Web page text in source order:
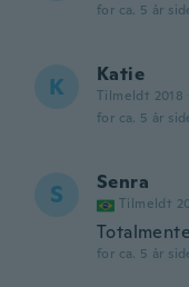
for ca. 5 år
K Katie
Tilmeldt 2018
for ca. 5 år
S Senra
Tilmeldt
for ca. 5 år